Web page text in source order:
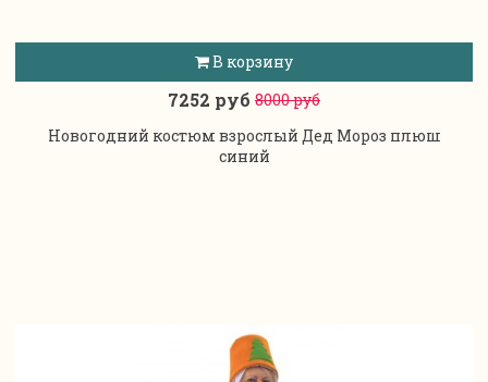
В корзину
7252 руб 8000 руб
Новогодний костюм взрослый Дед Мороз плюш
синий